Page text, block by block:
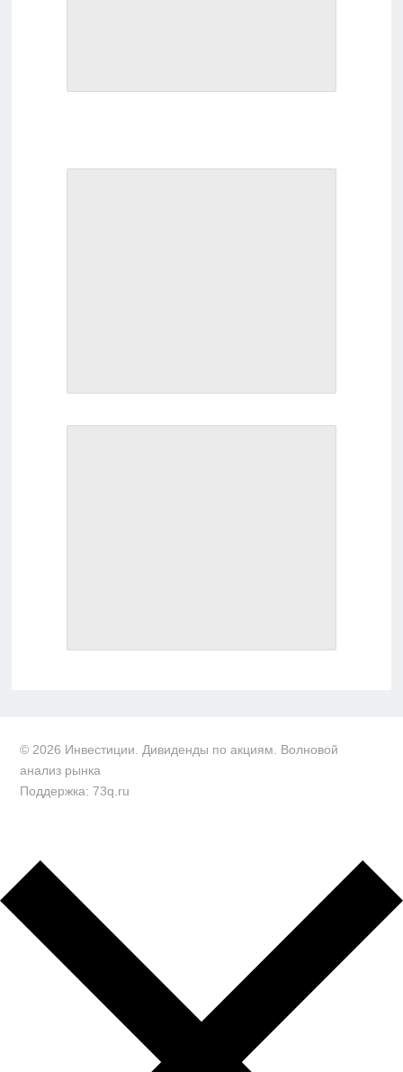
© 2026 Инвестиции. Дивиденды по акциям. Волновой
анализ рынка
Поддержка: 73q.ru